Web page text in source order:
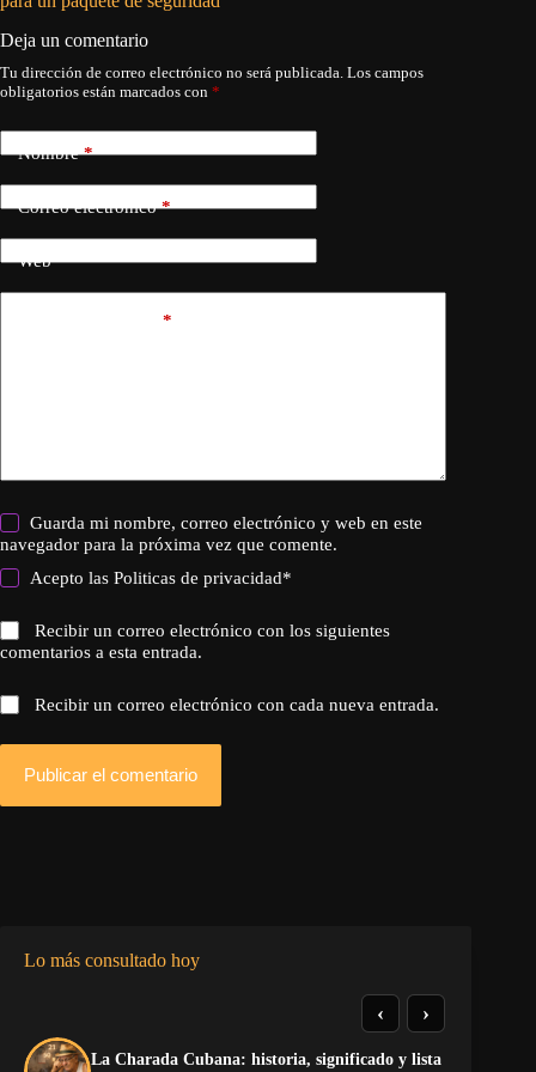
Deja un comentario
Tu dirección de correo electrónico no será publicada. Los campos
obligatorios están marcados con *
Nombre*
Correo electrónico*
Web
*
Guarda mi nombre, correo electrónico y web en este
navegador para la próxima vez que comente.
Acepto lasPoliticas de privacidad*
Recibir un correo electrónico con los siguientes
comentarios a esta entrada.
Recibir un correo electrónico con cada nueva entrada.
Publicar el comentario
Lo más consultado hoy
La Charada Cubana: historia, significado y lista
‹ ›